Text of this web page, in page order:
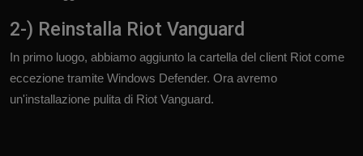
2-) Reinstalla Riot Vanguard
In primo luogo, abbiamo aggiunto la cartella del client Riot come
eccezione tramite Windows Defender. Ora avremo
un'installazione pulita di Riot Vanguard.